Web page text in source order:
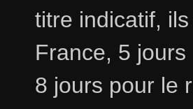
titre indicatif,
France, 5
8 jours pour le